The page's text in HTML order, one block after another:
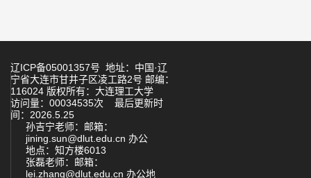
辽ICP备05001357号 地址：中国·辽
宁省大连市甘井子区凌工路2号 邮编：
116024 版权所有：大连理工大学
访问量： 00034535次 最后更新时
间： 2026 5 25
孙吉宁老师： 邮箱：
jining.sun@dlut.edu.cn 办公
地点：知方楼6013
张磊老师： 邮箱：
lei.zhang@dlut.edu.cn 办公地